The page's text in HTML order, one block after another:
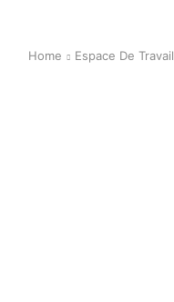
Home Espace De Travail